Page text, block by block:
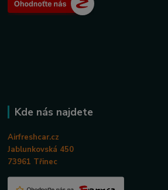
Kde nás najdete
Airfreshcar.cz
Jablunkovská 450
73961 Třinec